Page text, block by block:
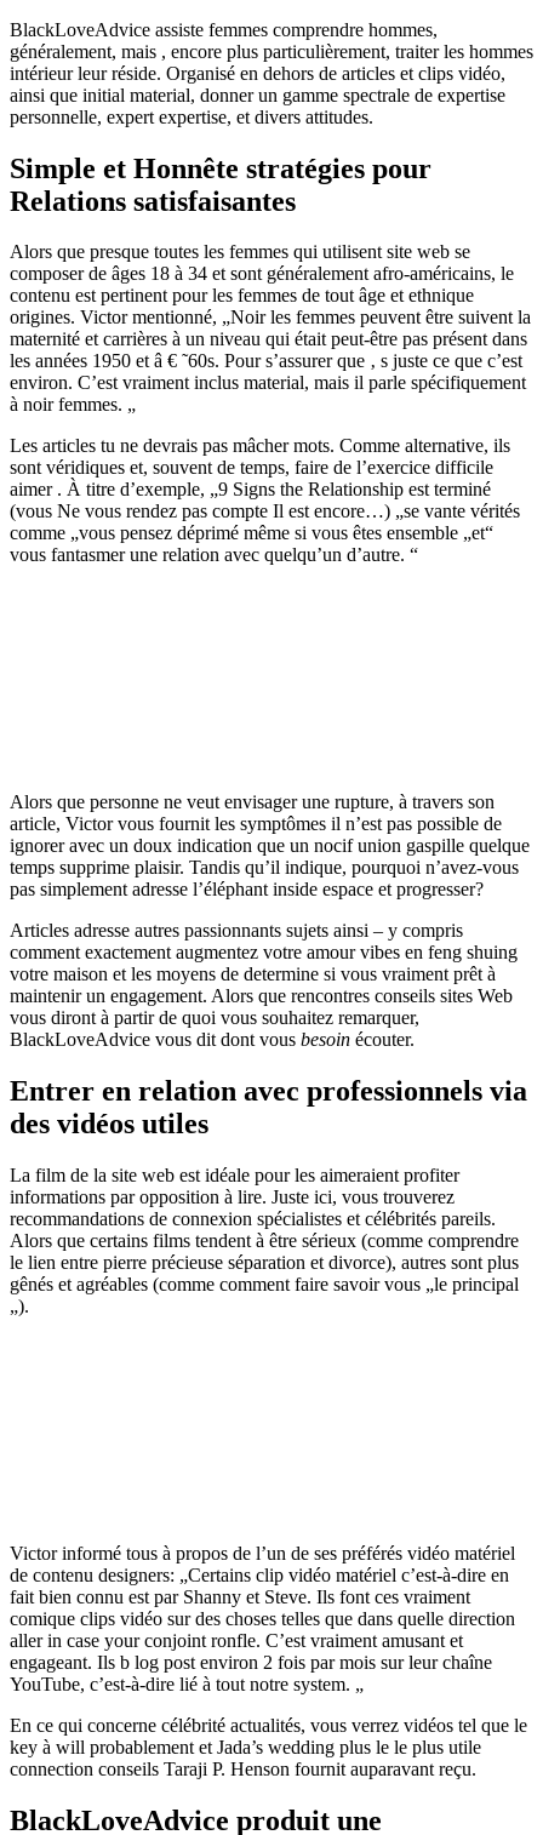
BlackLoveAdvice assiste femmes comprendre hommes,
généralement, mais , encore plus particulièrement, traiter les hommes
intérieur leur réside. Organisé en dehors de articles et clips vidéo,
ainsi que initial material, donner un gamme spectrale de expertise
personnelle, expert expertise, et divers attitudes.
Simple et Honnête stratégies pour
Relations satisfaisantes
Alors que presque toutes les femmes qui utilisent site web se
composer de âges 18 à 34 et sont généralement afro-américains, le
contenu est pertinent pour les femmes de tout âge et ethnique
origines. Victor mentionné, „Noir les femmes peuvent être suivent la
maternité et carrières à un niveau qui était peut-être pas présent dans
les années 1950 et â € ˜60s. Pour s’assurer que ‚ s juste ce que c’est
environ. C’est vraiment inclus material, mais il parle spécifiquement
à noir femmes. „
Les articles tu ne devrais pas mâcher mots. Comme alternative, ils
sont véridiques et, souvent de temps, faire de l’exercice difficile
aimer . À titre d’exemple, „9 Signs the Relationship est terminé
(vous Ne vous rendez pas compte Il est encore…) „se vante vérités
comme „vous pensez déprimé même si vous êtes ensemble „et“
vous fantasmer une relation avec quelqu’un d’autre. “
Alors que personne ne veut envisager une rupture, à travers son
article, Victor vous fournit les symptômes il n’est pas possible de
ignorer avec un doux indication que un nocif union gaspille quelque
temps supprime plaisir. Tandis qu’il indique, pourquoi n’avez-vous
pas simplement adresse l’éléphant inside espace et progresser?
Articles adresse autres passionnants sujets ainsi – y compris
comment exactement augmentez votre amour vibes en feng shuing
votre maison et les moyens de determine si vous vraiment prêt à
maintenir un engagement. Alors que rencontres conseils sites Web
vous diront à partir de quoi vous souhaitez remarquer,
BlackLoveAdvice vous dit dont vous besoin écouter.
Entrer en relation avec professionnels via
des vidéos utiles
La film de la site web est idéale pour les aimeraient profiter
informations par opposition à lire. Juste ici, vous trouverez
recommandations de connexion spécialistes et célébrités pareils.
Alors que certains films tendent à être sérieux (comme comprendre
le lien entre pierre précieuse séparation et divorce), autres sont plus
gênés et agréables (comme comment faire savoir vous „le principal
„).
Victor informé tous à propos de l’un de ses préférés vidéo matériel
de contenu designers: „Certains clip vidéo matériel c’est-à-dire en
fait bien connu est par Shanny et Steve. Ils font ces vraiment
comique clips vidéo sur des choses telles que dans quelle direction
aller in case your conjoint ronfle. C’est vraiment amusant et
engageant. Ils b log post environ 2 fois par mois sur leur chaîne
YouTube, c’est-à-dire lié à tout notre system. „
En ce qui concerne célébrité actualités, vous verrez vidéos tel que le
key à will probablement et Jada’s wedding plus le le plus utile
connection conseils Taraji P. Henson fournit auparavant reçu.
BlackLoveAdvice produit une